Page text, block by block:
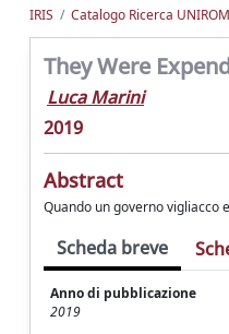
IRIS Catalogo Ricerca
They Were
Luca Marini
2019
Abstract
Quando un governo vigliacco
Scheda breve
Anno di pubblicazione
2019